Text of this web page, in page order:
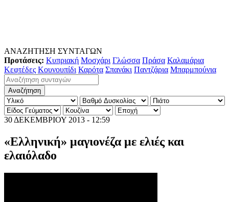
ΑΝΑΖΗΤΗΣΗ ΣΥΝΤΑΓΩΝ
Προτάσεις: Κυπριακή Μοσχάρι Γλώσσα Πράσα Καλαμάρια
Κεφτέδες Κουνουπίδι Καρότα Σπανάκι Παντζάρια Μπαρμπούνια
30 ΔΕΚΕΜΒΡΙΟΥ 2013 - 12:59
«Ελληνική» μαγιονέζα με ελιές και
ελαιόλαδο